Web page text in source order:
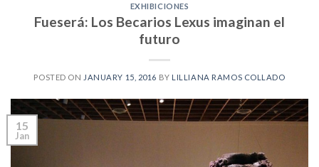
EXHIBICIONES
Fueserá: Los Becarios Lexus imaginan el
futuro
POSTED ON JANUARY 15, 2016 BY LILLIANA RAMOS COLLADO
15
Jan